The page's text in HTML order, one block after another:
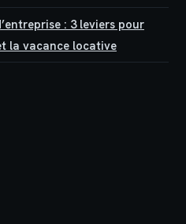
: 3 leviers pour
la vacance locative